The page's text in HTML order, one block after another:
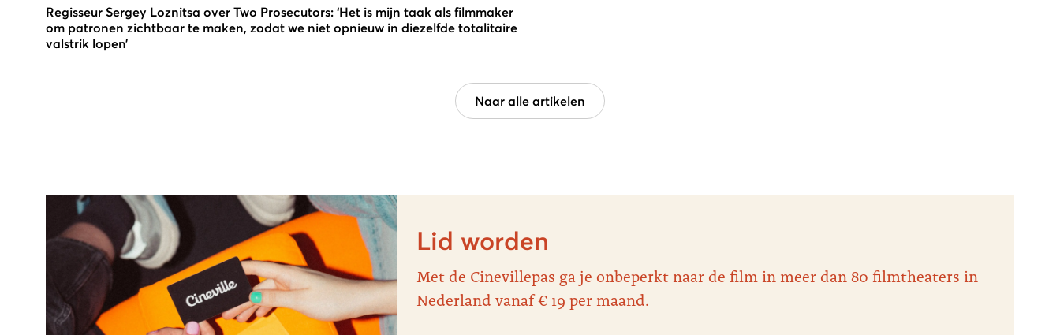
Regisseur Sergey Loznitsa over Two Prosecutors: ‘Het is mijn taak als filmmaker
om patronen zichtbaar te maken, zodat we niet opnieuw in diezelfde totalitaire
valstrik lopen’
Naar alle artikelen
Lid worden
Met de Cinevillepas ga je onbeperkt naar de film in meer dan 80 filmtheaters in
Nederland vanaf € 19 per maand.